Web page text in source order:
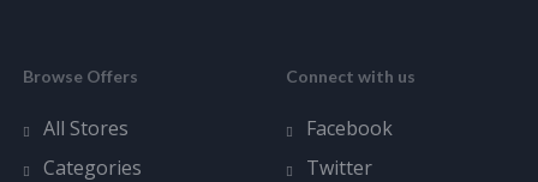
Browse Offers
All Stores
Categories
Connect with us
Facebook
Twitter